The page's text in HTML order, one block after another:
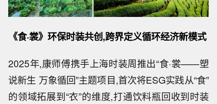
《食·裳》环保时装共创,跨界定义循环经济新模式
2025年,康师傅携手上海时装周推出“食·裳——塑
说新生 万象循回”主题项目,首次将ESG实践从“食”
的领域拓展到“衣”的维度,打通饮料瓶回收到时装